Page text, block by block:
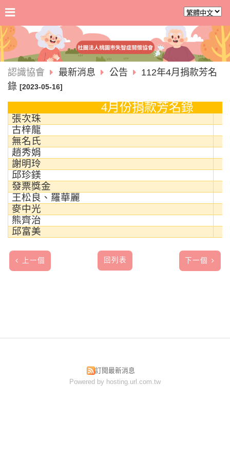
認識協會 最新消息 公告
112年4月捐款芳名
錄 [2023-05-16]
4月份捐款芳名錄
張次珠
古梓龍
無名氏
趙秀娟
謝明玲
邱珍鎂
發票獎金
王松良、羅華麗
麥中光
熊齊治
邱富美
上一個 回列表 下一個
訂閱最新消息
Powered by hosting.url.com.tw